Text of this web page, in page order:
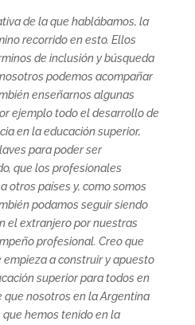
de la que hablábamos, la
recorrido en esto. Ellos
de inclusión y búsqueda
podemos acompañar
enseñarnos algunas
ejemplo todo el desarrollo de
en la educación superior,
para poder ser
que los profesionales
otros países y, como somos
podamos seguir siendo
el extranjero por nuestras
profesional. Creo que
a construir y apuesto
superior para todos en
que nosotros en la Argentina
hemos tenido en la